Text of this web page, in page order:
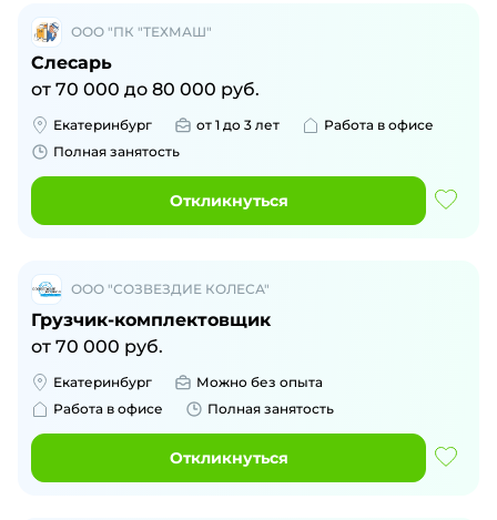
ООО "ПК "ТЕХМАШ"
Слесарь
от 70 000 до 80 000 руб.
Екатеринбург от 1 до 3 лет
Работа в офисе
Полная занятость
Откликнуться
ООО "СОЗВЕЗДИЕ КОЛЕСА"
Грузчик-комплектовщик
от 70 000 руб.
Екатеринбург
Можно без опыта
Работа в офисе
Полная занятость
Откликнуться